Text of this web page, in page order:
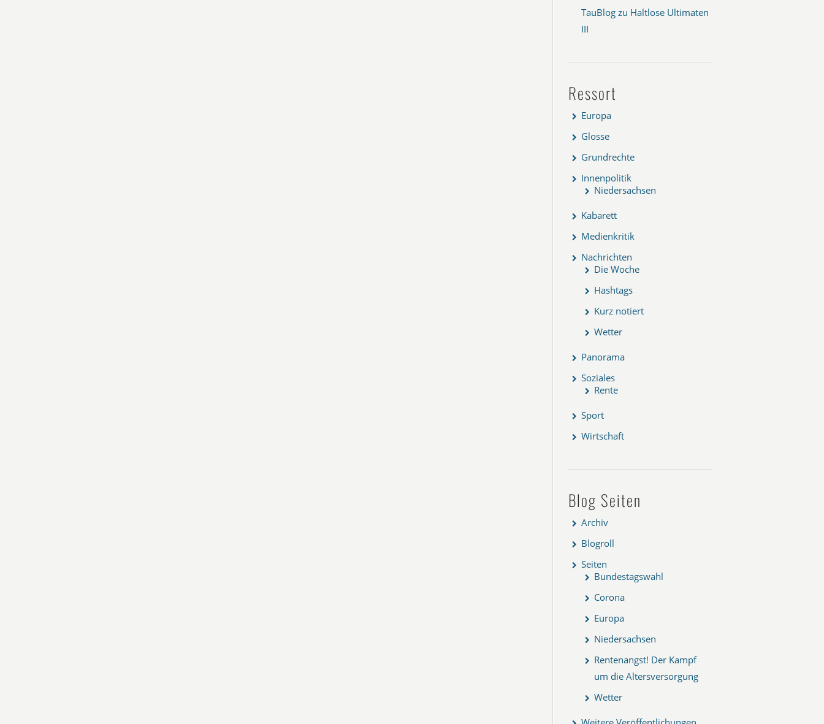
TauBlog zu Haltlose Ultimaten
III
Ressort
Europa
Glosse
Grundrechte
Innenpolitik
Niedersachsen
Kabarett
Medienkritik
Nachrichten
Die Woche
Hashtags
Kurz notiert
Wetter
Panorama
Soziales
Rente
Sport
Wirtschaft
Blog Seiten
Archiv
Blogroll
Seiten
Bundestagswahl
Corona
Europa
Niedersachsen
Rentenangst! Der Kampf
um die Altersversorgung
Wetter